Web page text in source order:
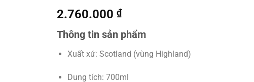
2.760.000 ₫
Thông tin sản phẩm
Xuất xứ: Scotland (vùng Highland)
Dung tích: 700ml